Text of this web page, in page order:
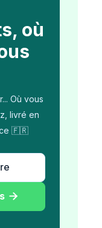
où
Où vous
livré en
🇫🇷
